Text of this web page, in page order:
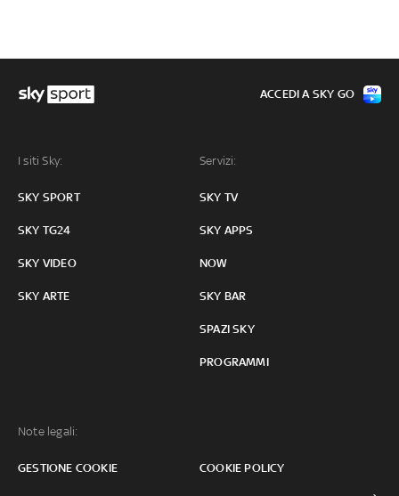
I siti Sky:
SKY SPORT
SKY TG24
SKY VIDEO
SKY ARTE
Servizi:
SKY TV
SKY APPS
NOW
SKY BAR
SPAZI SKY
PROGRAMMI
Note legali:
GESTIONE COOKIE COOKIE POLICY
ACCEDI A SKY GO